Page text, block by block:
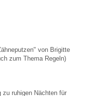
von Brigitte
zum Thema Regeln)
ruhigen Nächten für